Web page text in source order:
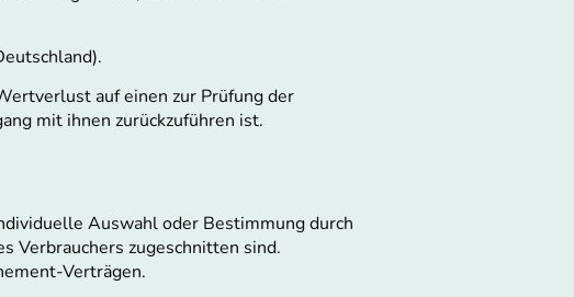
auf einen zur Prüfung der
mit ihnen zurückzuführen ist.
Auswahl oder Bestimmung durch
Verbrauchers zugeschnitten sind.
Verträgen.